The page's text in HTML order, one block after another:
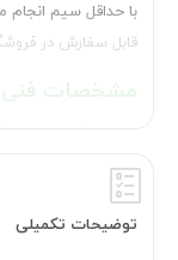
قابل سفارش در
مشخصات فنی
دارای ظاهر
به این پنل تصویری
گونه گرد و خاک و
توضیحات تکمیلی